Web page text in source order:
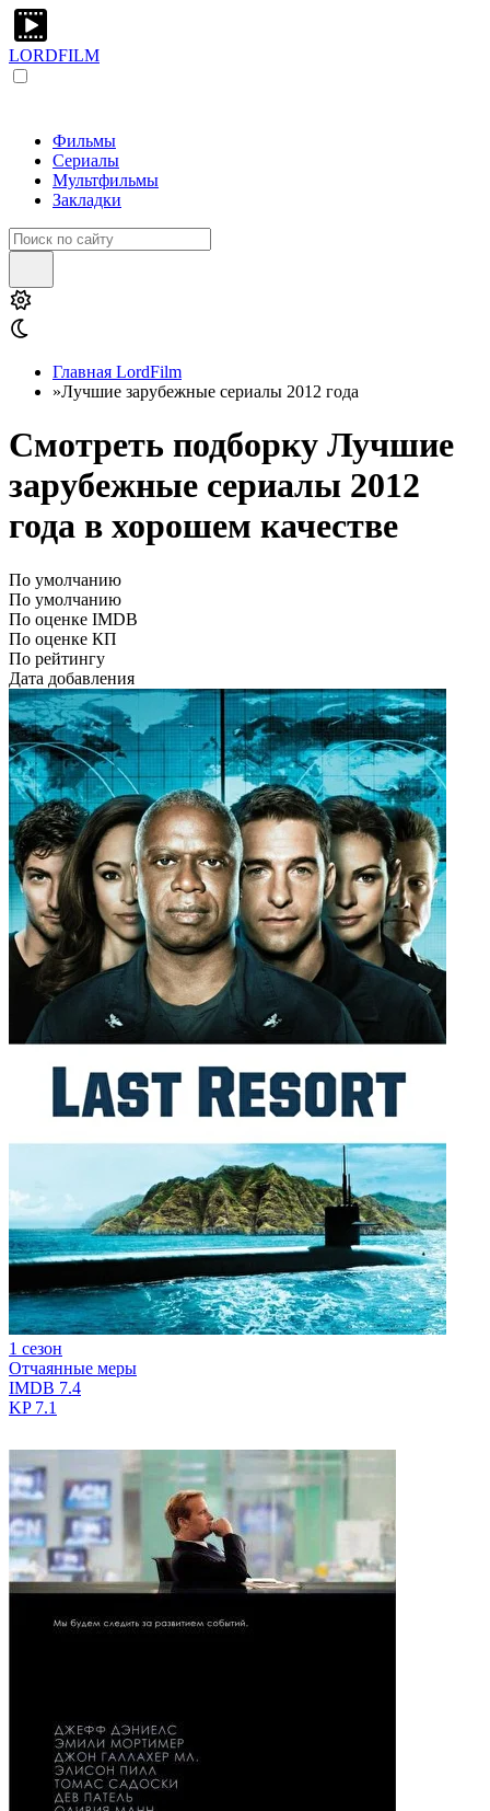
LORDFILM
Фильмы
Сериалы
Мультфильмы
Закладки
Главная LordFilm
»Лучшие зарубежные сериалы 2012 года
Смотреть подборку Лучшие
зарубежные сериалы 2012
года в хорошем качестве
По умолчанию
По умолчанию
По оценке IMDB
По оценке КП
По рейтингу
Дата добавления
1 сезон
Отчаянные меры
IMDB 7.4
KP7.1